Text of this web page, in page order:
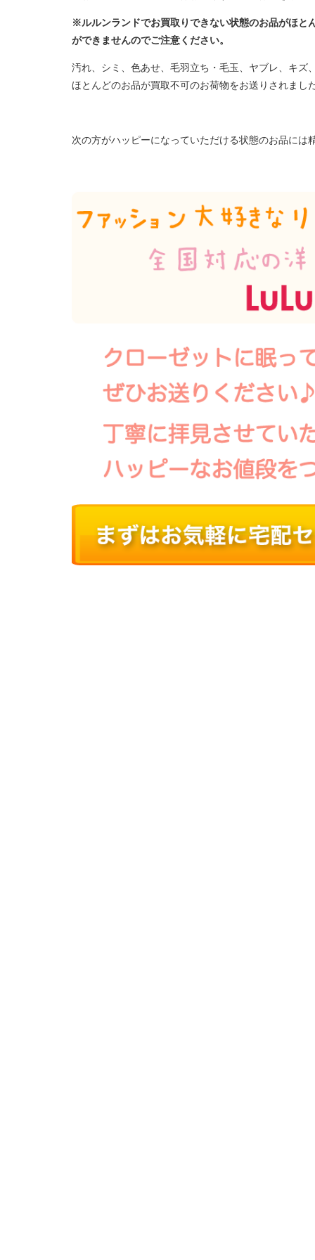
※ルルンランドでお買取りできない状態のお品がほと
ができませんのでご注意ください。
汚れ、シミ、色あせ、毛羽立ち・毛玉、ヤブレ、キ
ほとんどのお品が買取不可のお荷物をお送りされまし
次の方がハッピーになっていただける状態のお品には